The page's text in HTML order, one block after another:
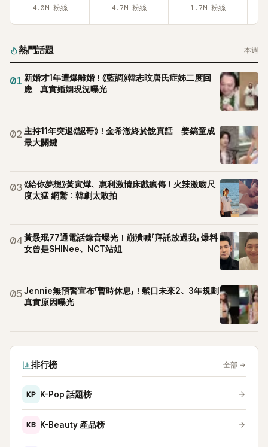
4.0M 粉絲 4.7M 粉絲 1.7M 粉絲
熱門話題 本週
01 新婚才1年遭爆離婚！《藍調》韓志旼唐氏症姊二度回
應 真實婚姻現況曝光
02 主持11年突退《認哥》！金希澈終於說真話 姜鎬童成
最大關鍵
03《給你夢想》黃寅燁、惠利激情床戲瘋傳！火辣激吻尺
度太猛 網驚：韓劇太敢拍
04黃晸珉77通電話錄音曝光！崩潰喊「拜託放過我」 爆料
女曾是SHINee、NCT站姐
05Jennie無預警宣布「暫時休息」！鬆口未來2、3年規劃
真實原因曝光
排行榜 全部 →
KP K-Pop 話題榜
KB K-Beauty 產品榜